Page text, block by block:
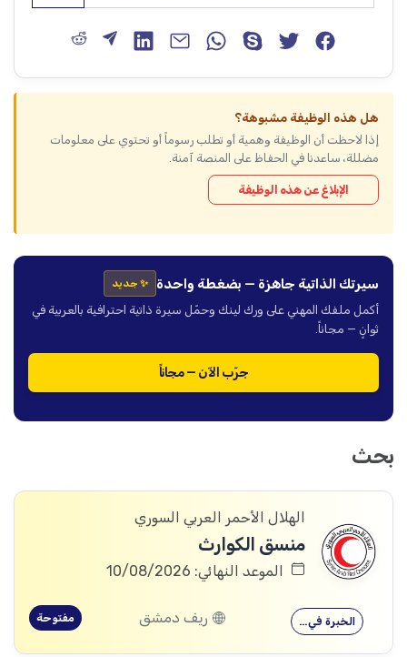
هل هذه الوظيفة مشبوهة؟
إذا لاحظت أن الوظيفة وهمية أو تطلب رسوماً أو تحتوي على معلومات
مضللة، ساعدنا في الحفاظ على المنصة آمنة.
الإبلاغ عن هذه الوظيفة
سيرتك الذاتية جاهزة — بضغطة واحدة ✨ جديد
أكمل ملفك المهني على ورك لينك وحمّل سيرة ذاتية احترافية بالعربية في
ثوانٍ — مجاناً.
جرّب الآن — مجاناً
بحث
الهلال الأحمر العربي السوري
منسق الكوارث
الموعد النهائي: 10/08/2026
الخبرة في… ريف دمشق مفتوحة